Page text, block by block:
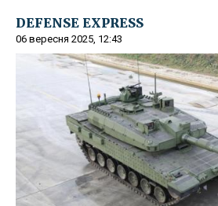
DEFENSE EXPRESS
06 вересня 2025, 12:43